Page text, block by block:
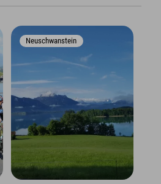
Neuschwanstein